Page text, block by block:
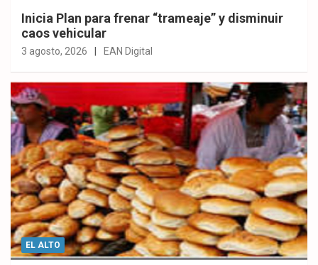
Inicia Plan para frenar “trameaje” y disminuir
caos vehicular
3 agosto, 2026 EAN Digital
EL ALTO